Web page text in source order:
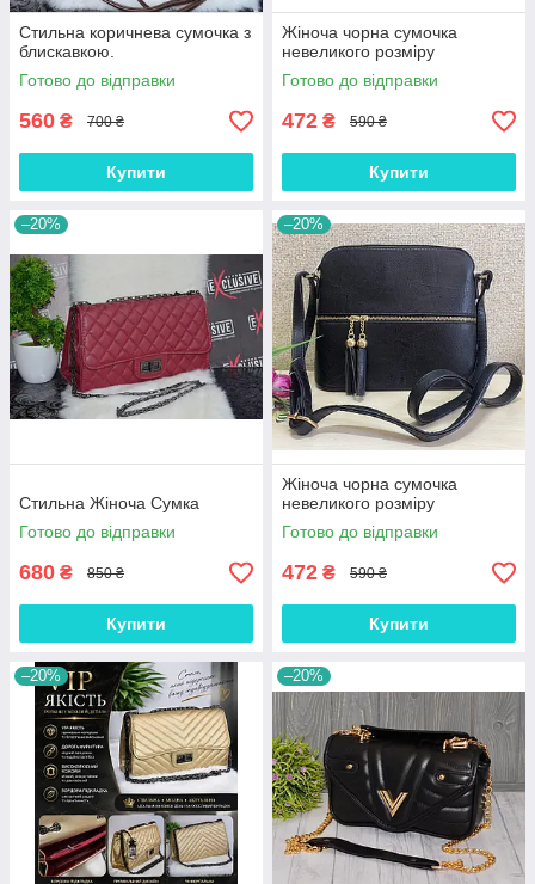
Стильна коричнева сумочка з
блискавкою.
Готово до відправки
560 ₴ 700 ₴
Купити
Жіноча чорна сумочка
невеликого розміру
Готово до відправки
472 ₴ 590 ₴
Купити
–20%
Стильна Жіноча Сумка
Готово до відправки
680 ₴ 850 ₴
Купити
–20%
Жіноча чорна сумочка
невеликого розміру
Готово до відправки
472 ₴ 590 ₴
Купити
–20% –20%